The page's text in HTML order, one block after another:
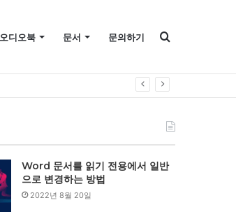
오디오북 문서 문의하기 검
Word 문서를 읽기 전용에서 일반
으로 변경하는 방법
2022년 8월 20일